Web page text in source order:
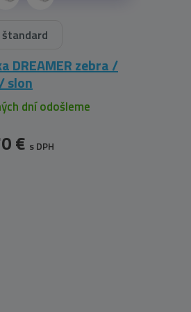
DREAMER zebra /
slon
dní odošleme
€ s DPH